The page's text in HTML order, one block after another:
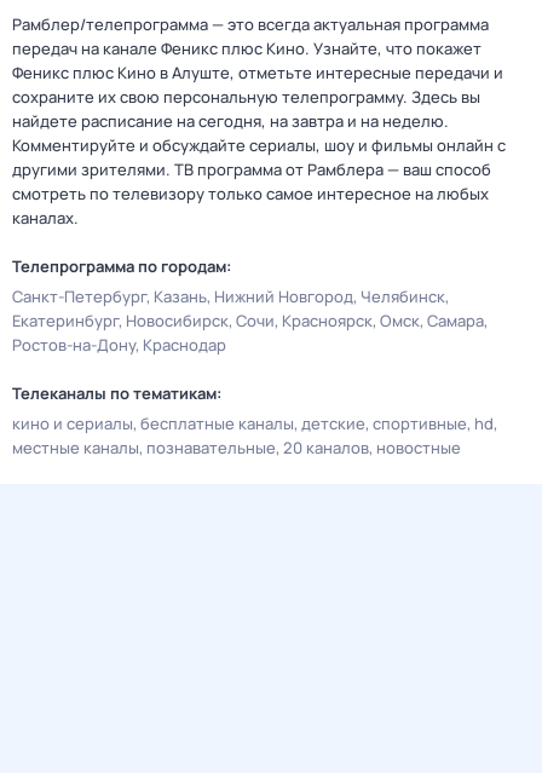
Рамблер/телепрограмма — это всегда актуальная программа
передач на канале Феникс плюс Кино. Узнайте, что покажет
Феникс плюс Кино в Алуште, отметьте интересные передачи и
сохраните их свою персональную телепрограмму. Здесь вы
найдете расписание на сегодня, на завтра и на неделю.
Комментируйте и обсуждайте сериалы, шоу и фильмы онлайн с
другими зрителями. ТВ программа от Рамблера — ваш способ
смотреть по телевизору только самое интересное на любых
каналах.
Телепрограмма по городам:
Санкт-Петербург Казань Нижний Новгород Челябинск
Екатеринбург Новосибирск Сочи Красноярск Омск Самара
Ростов-на-Дону Краснодар
Телеканалы по тематикам:
кино и сериалы бесплатные каналы детские спортивные hd
местные каналы познавательные 20 каналов новостные